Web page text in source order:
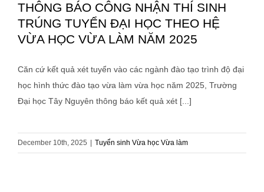
THÔNG BÁO CÔNG NHẬN THÍ SINH
TRÚNG TUYỂN ĐẠI HỌC THEO HỆ
VỪA HỌC VỪA LÀM NĂM 2025
Căn cứ kết quả xét tuyển vào các ngành đào tạo trình độ đại
học hình thức đào tạo vừa làm vừa học năm 2025, Trường
Đại học Tây Nguyên thông báo kết quả xét [...]
December 10th, 2025 Tuyển sinh Vừa học Vừa làm